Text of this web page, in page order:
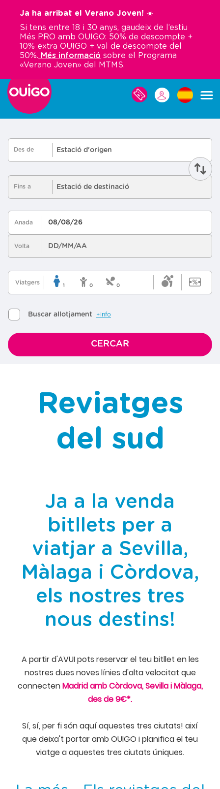
contingut
Ja ha arribat el Verano Joven! ☀️
Si tens entre 18 i 30 anys, gaudeix de l’estiu
Més PRO amb OUIGO: 50% de descompte +
10% extra OUIGO + val de descompte del
50%. Més informació sobre el Programa
«Verano Joven» del MTMS.
LES
MEVES
Reviatges
del sud
Ja a la venda
bitllets per a
viatjar a Sevilla,
Màlaga i Còrdova,
els nostres tres
nous destins!
A partir d'AVUI pots reservar el teu bitllet en les
nostres dues noves línies d'alta velocitat que
connectenMadrid amb Còrdova, Sevilla i Màlaga,
des de 9€*.
Sí, sí, per fi són aquí aquestes tres ciutats! així
que deixa't portar amb OUIGO i planifica el teu
viatge a aquestes tres ciutats úniques.